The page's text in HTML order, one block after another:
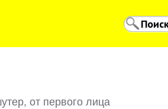
от первого лица